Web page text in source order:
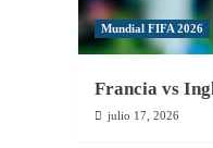
Mundial FIFA 2026
Francia vs
julio 17, 2026